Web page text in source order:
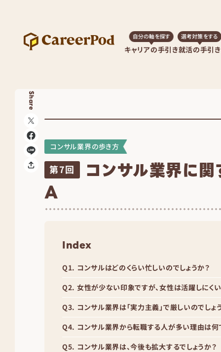
キャリアの手引き
自分の軸を探す
就活の手引き
選考対策をする
Share
コンサル業界の歩き方
第7回 コンサル業界に
A
Index
Q1. コンサルはどのくらい忙しいのでしょうか？
Q2. 女性が少ない印象ですが、女性は活躍しにくい
Q3. コンサル業界は「実力主義」で厳しいのでしょ
Q4. コンサル業界から転職する人が多い理由は何
Q5. コンサル業界は、今後も拡大するでしょうか？